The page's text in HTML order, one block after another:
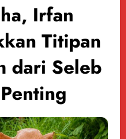
Irfan
Titipan
dari Seleb